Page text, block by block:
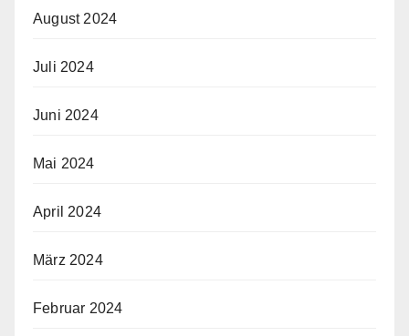
August 2024
Juli 2024
Juni 2024
Mai 2024
April 2024
März 2024
Februar 2024